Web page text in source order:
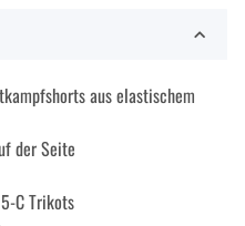
aus elastischem
der Seite
C Trikots